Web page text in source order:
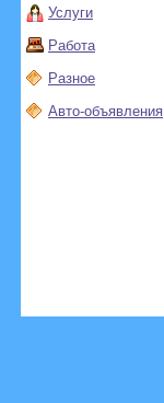
Услуги
Работа
Разное
Авто-объявления